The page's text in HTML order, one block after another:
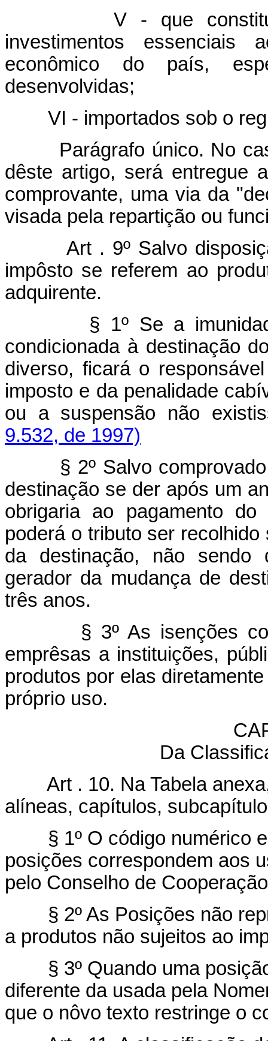
V - que constituírem
investimentos essenciais
econômico do país,
desenvolvidas;
VI - importados sob o
Parágrafo único. No
dêste artigo, será entregue
comprovante, uma via da
visada pela repartição ou
Art . 9º Salvo
impôsto se referem ao
adquirente.
§ 1º Se a imunidade,
condicionada à destinação
diverso, ficará o
imposto e da penalidade
ou a suspensão não
9.532, de 1997)
§ 2º Salvo comprovado
destinação se der após um
obrigaria ao pagamento
poderá o tributo ser
da destinação, não
gerador da mudança de
três anos.
§ 3º As isenções
emprêsas a instituições,
produtos por elas
próprio uso.
Da
Art . 10. Na Tabela anexa,
alíneas, capítulos,
§ 1º O código numérico e
posições correspondem aos
pelo Conselho de
§ 2º As Posições não
a produtos não sujeitos ao
§ 3º Quando uma posição
diferente da usada pela
que o nôvo texto restringe o